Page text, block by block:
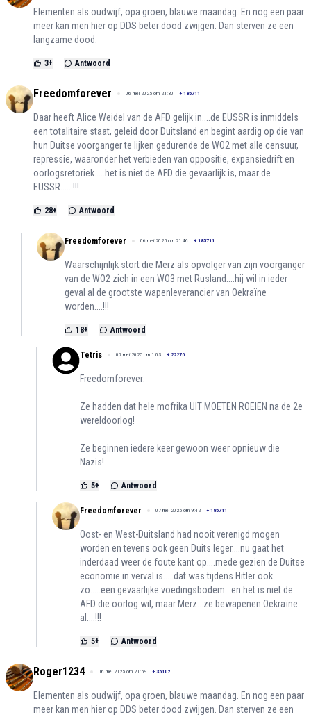
Elementen als oudwijf, opa groen, blauwe maandag. En nog een paar
meer kan men hier op DDS beter dood zwijgen. Dan sterven ze een
langzame dood.
3+ Antwoord
Freedomforever 06 mei 2025 om 21:30 + 185711
Daar heeft Alice Weidel van de AFD gelijk in....de EUSSR is inmiddels
een totalitaire staat, geleid door Duitsland en begint aardig op die van
hun Duitse voorganger te lijken gedurende de WO2 met alle censuur,
repressie, waaronder het verbieden van oppositie, expansiedrift en
oorlogsretoriek.....het is niet de AFD die gevaarlijk is, maar de
EUSSR......!!!
28+ Antwoord
Freedomforever 06 mei 2025 om 21:46 + 185711
Waarschijnlijk stort die Merz als opvolger van zijn voorganger
van de WO2 zich in een WO3 met Rusland....hij wil in ieder
geval al de grootste wapenleverancier van Oekraïne
worden....!!!
18+ Antwoord
Tetris 07 mei 2025 om 1:03 + 22276
Freedomforever:
Ze hadden dat hele mofrika UIT MOETEN ROEIEN na de 2e
wereldoorlog!
Ze beginnen iedere keer gewoon weer opnieuw die
Nazis!
5+ Antwoord
Freedomforever 07 mei 2025 om 9:42 + 185711
Oost- en West-Duitsland had nooit verenigd mogen
worden en tevens ook geen Duits leger....nu gaat het
inderdaad weer de foute kant op....mede gezien de Duitse
economie in verval is.....dat was tijdens Hitler ook
zo.....een gevaarlijke voedingsbodem...en het is niet de
AFD die oorlog wil, maar Merz...ze bewapenen Oekraïne
al....!!!
5+ Antwoord
Roger1234 06 mei 2025 om 20:59 + 35102
Elementen als oudwijf, opa groen, blauwe maandag. En nog een paar
meer kan men hier op DDS beter dood zwijgen. Dan sterven ze een